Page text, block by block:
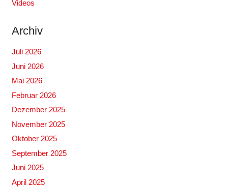
Videos
Archiv
Juli 2026
Juni 2026
Mai 2026
Februar 2026
Dezember 2025
November 2025
Oktober 2025
September 2025
Juni 2025
April 2025